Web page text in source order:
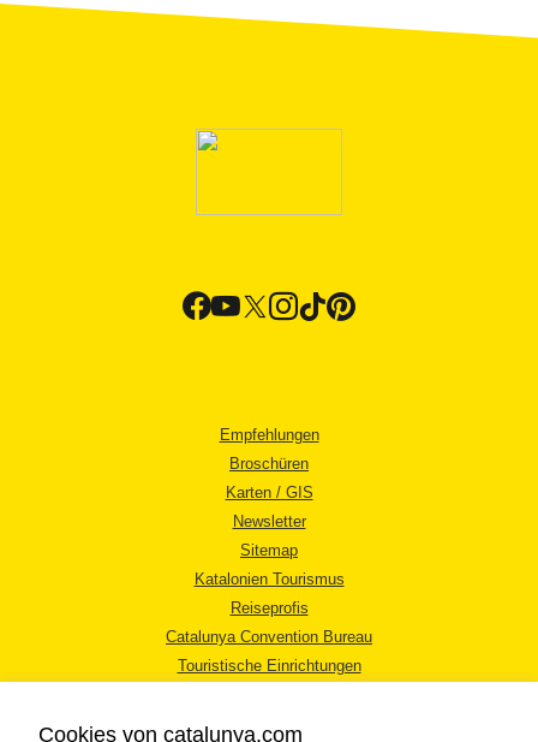
Empfehlungen
Broschüren
Karten / GIS
Newsletter
Sitemap
Katalonien Tourismus
Reiseprofis
Catalunya Convention Bureau
Touristische Einrichtungen
Cookies von catalunya.com